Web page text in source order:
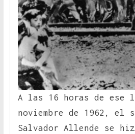
A las 16 horas de ese
noviembre de 1962, el
Salvador Allende se